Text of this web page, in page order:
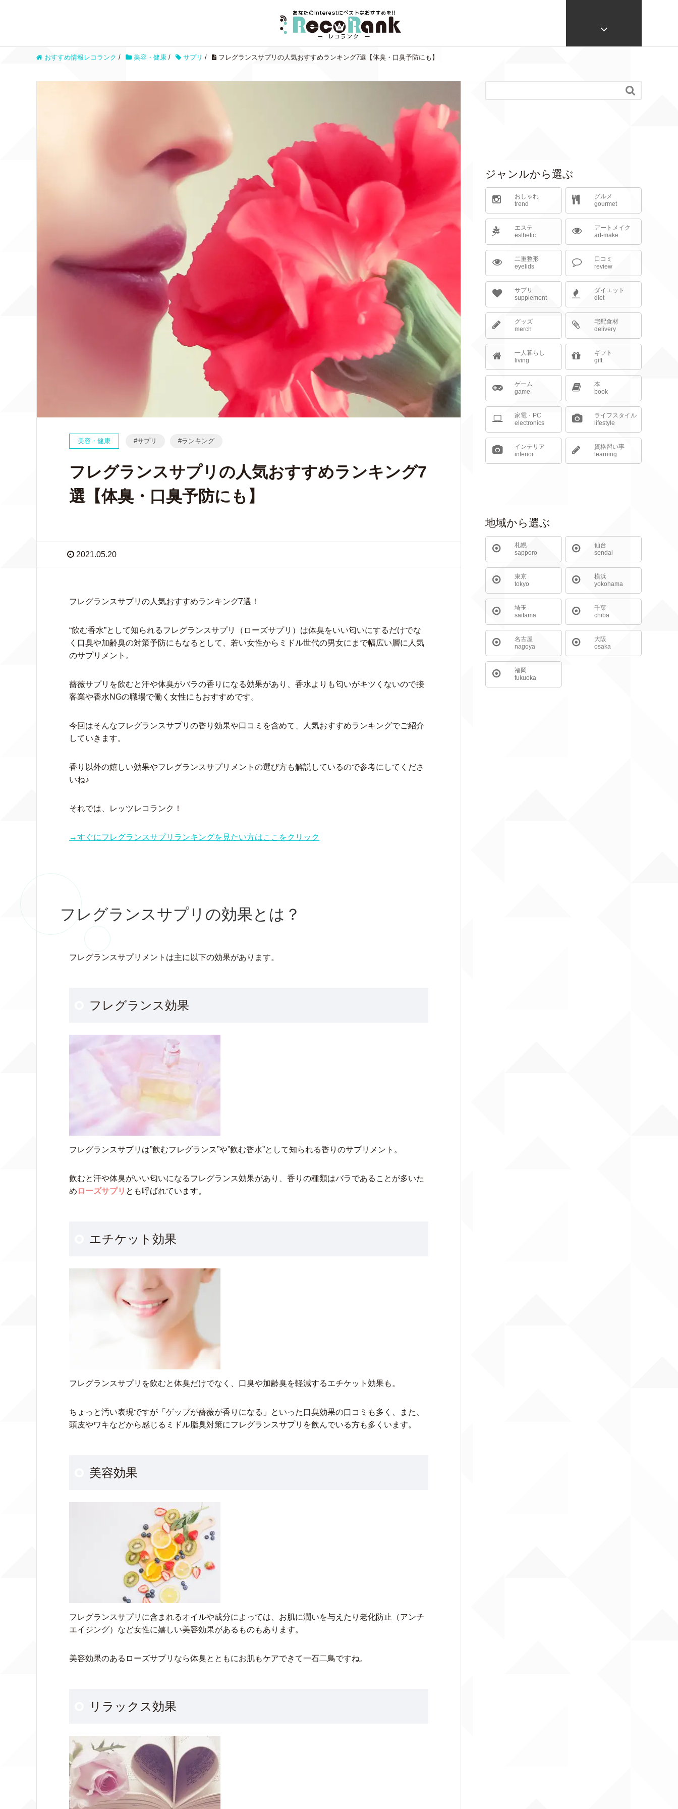
おすすめ情報レコランク / 美容・健康 / サプリ / フレグランスサプリの人気おすすめランキング7選【体臭・口臭予防にも】
美容・健康 サプリ ランキング
フレグランスサプリの人気おすすめランキング7
選【体臭・口臭予防にも】
2021.05.20
フレグランスサプリの人気おすすめランキング7選！
“飲む香水”として知られるフレグランスサプリ（ローズサプリ）は体臭をいい匂いにするだけでな
く口臭や加齢臭の対策予防にもなるとして、若い女性からミドル世代の男女にまで幅広い層に人気
のサプリメント。
薔薇サプリを飲むと汗や体臭がバラの香りになる効果があり、香水よりも匂いがキツくないので接
客業や香水NGの職場で働く女性にもおすすめです。
今回はそんなフレグランスサプリの香り効果や口コミを含めて、人気おすすめランキングでご紹介
していきます。
香り以外の嬉しい効果やフレグランスサプリメントの選び方も解説しているので参考にしてくださ
いね♪
それでは、レッツレコランク！
→すぐにフレグランスサプリランキングを見たい方はここをクリック
フレグランスサプリの効果とは？
フレグランスサプリメントは主に以下の効果があります。
フレグランス効果
フレグランスサプリは”飲むフレグランス”や”飲む香水”として知られる香りのサプリメント。
飲むと汗や体臭がいい匂いになるフレグランス効果があり、香りの種類はバラであることが多いた
め ローズサプリ とも呼ばれています。
エチケット効果
フレグランスサプリを飲むと体臭だけでなく、口臭や加齢臭を軽減するエチケット効果も。
ちょっと汚い表現ですが「ゲップが薔薇が香りになる」といった口臭効果の口コミも多く、また、
頭皮やワキなどから感じるミドル脂臭対策にフレグランスサプリを飲んでいる方も多くいます。
美容効果
フレグランスサプリに含まれるオイルや成分によっては、お肌に潤いを与えたり老化防止（アンチ
エイジング）など女性に嬉しい美容効果があるものもあります。
美容効果のあるローズサプリなら体臭とともにお肌もケアできて一石二鳥ですね。
リラックス効果

ジャンルから選ぶ
おしゃれ
trend
グルメ
gourmet
エステ
esthetic
アートメイク
art-make
二重整形
eyelids
口コミ
review
サプリ
supplement
ダイエット
diet
グッズ
merch
宅配食材
delivery
一人暮らし
living
ギフト
gift
ゲーム
game
本
book
家電・PC
electronics
ライフスタイル
lifestyle
インテリア
interior
資格習い事
learning
地域から選ぶ
札幌
sapporo
仙台
sendai
東京
tokyo
横浜
yokohama
埼玉
saitama
千葉
chiba
名古屋
nagoya
大阪
osaka
福岡
fukuoka